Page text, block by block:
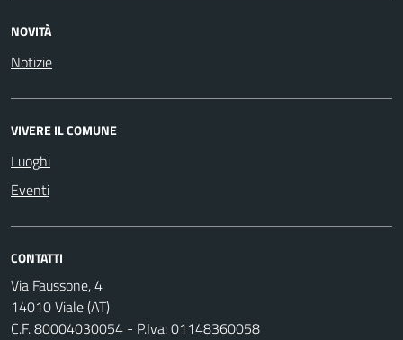
NOVITÀ
Notizie
VIVERE IL COMUNE
Luoghi
Eventi
CONTATTI
Via Faussone, 4
14010 Viale (AT)
C.F. 80004030054 - P.Iva: 01148360058